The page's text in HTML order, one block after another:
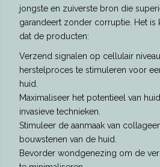
jongste en zuiverste bron die
garandeert zonder corruptie. Het is
dat de producten:
Verzend signalen op cellulair
herstelproces te stimuleren voor
huid.
Maximaliseer het potentieel van
invasieve technieken.
Stimuleer de aanmaak van
bouwstenen van de huid.
Bevorder wondgenezing om de